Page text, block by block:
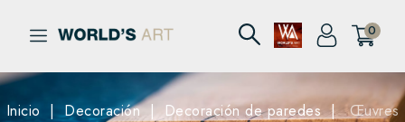
0
Inicio Decoración Decoración de paredes
Œuvres